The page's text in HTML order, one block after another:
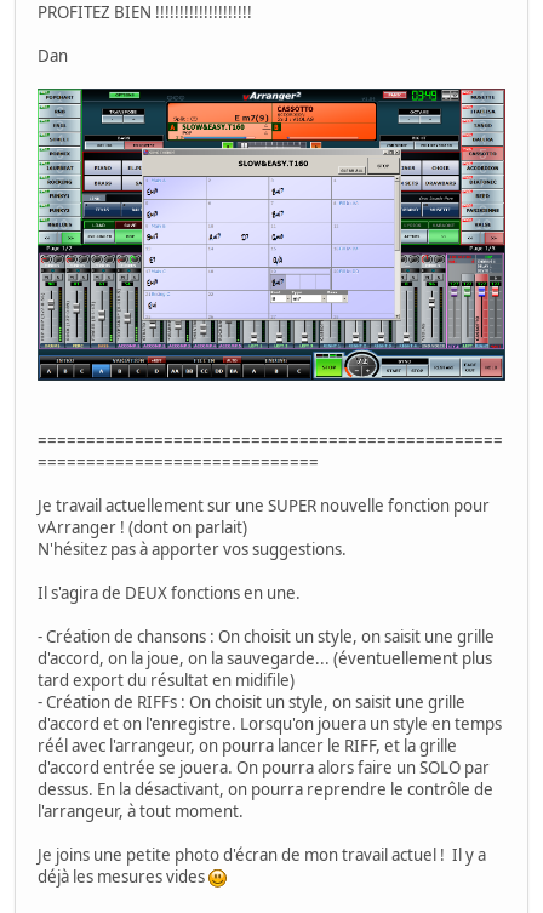
PROFITEZ BIEN !!!!!!!!!!!!!!!!!!!!
Dan
================================================
=============================
Je travail actuellement sur une SUPER nouvelle fonction pour
vArranger ! (dont on parlait)
N'hésitez pas à apporter vos suggestions.
Il s'agira de DEUX fonctions en une.
- Création de chansons : On choisit un style, on saisit une grille
d'accord, on la joue, on la sauvegarde... (éventuellement plus
tard export du résultat en midifile)
- Création de RIFFs : On choisit un style, on saisit une grille
d'accord et on l'enregistre. Lorsqu'on jouera un style en temps
réél avec l'arrangeur, on pourra lancer le RIFF, et la grille
d'accord entrée se jouera. On pourra alors faire un SOLO par
dessus. En la désactivant, on pourra reprendre le contrôle de
l'arrangeur, à tout moment.
Je joins une petite photo d'écran de mon travail actuel ! Il y a
déjà les mesures vides